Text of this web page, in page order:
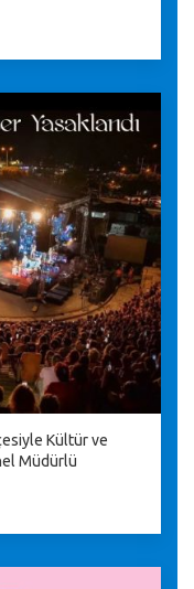
Kültür ve
Müdürlü